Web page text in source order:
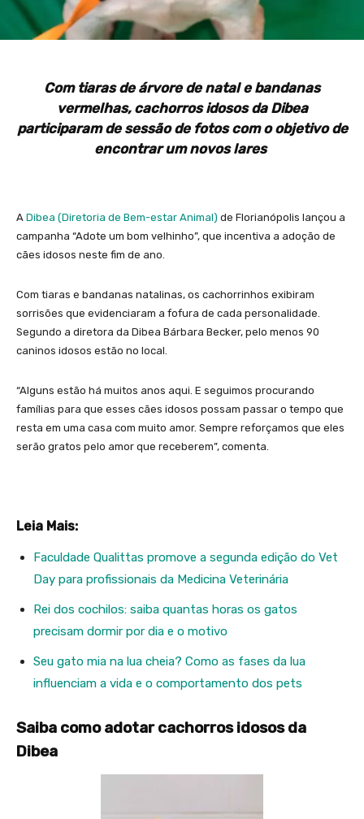
Com tiaras de árvore de natal e bandanas
vermelhas, cachorros idosos da Dibea
participaram de sessão de fotos com o objetivo de
encontrar um novos lares
A Dibea (Diretoria de Bem-estar Animal) de Florianópolis lançou a
campanha “Adote um bom velhinho”, que incentiva a adoção de
cães idosos neste fim de ano.
Com tiaras e bandanas natalinas, os cachorrinhos exibiram
sorrisões que evidenciaram a fofura de cada personalidade.
Segundo a diretora da Dibea Bárbara Becker, pelo menos 90
caninos idosos estão no local.
“Alguns estão há muitos anos aqui. E seguimos procurando
famílias para que esses cães idosos possam passar o tempo que
resta em uma casa com muito amor. Sempre reforçamos que eles
serão gratos pelo amor que receberem”, comenta.
Leia Mais:
Faculdade Qualittas promove a segunda edição do Vet
Day para profissionais da Medicina Veterinária
Rei dos cochilos: saiba quantas horas os gatos
precisam dormir por dia e o motivo
Seu gato mia na lua cheia? Como as fases da lua
influenciam a vida e o comportamento dos pets
Saiba como adotar cachorros idosos da
Dibea